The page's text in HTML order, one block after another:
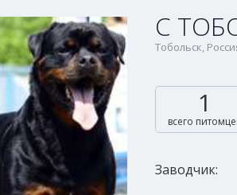
С
Тобольск,
1
всего
Заводчик: